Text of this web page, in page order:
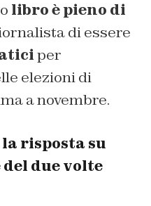
libro è pieno di
di essere
per
elezioni di
a novembre.
risposta su
due volte